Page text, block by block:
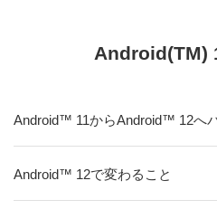
Android(TM)
Android™ 11からAndroid™ 12へ
Android™ 12で変わること